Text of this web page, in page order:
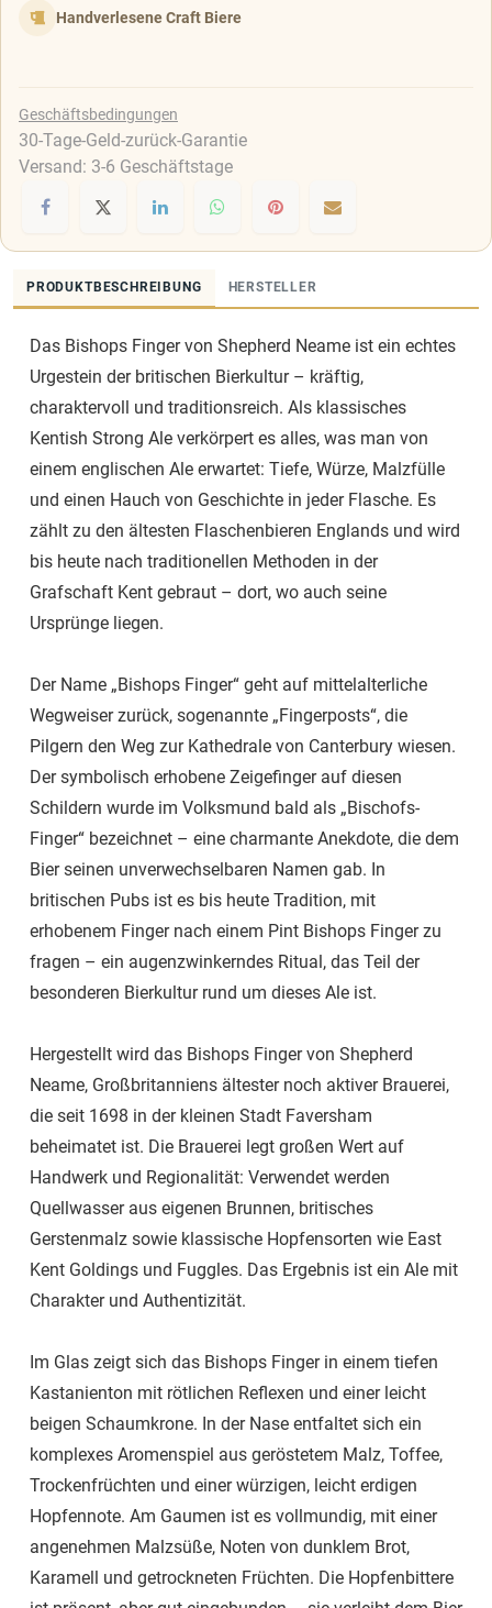
Handverlesene Craft Biere
Geschäftsbedingungen
30-Tage-Geld-zurück-Garantie
Versand: 3-6 Geschäftstage
PRODUKTBESCHREIBUNG HERSTELLER
Das Bishops Finger von Shepherd Neame ist ein echtes
Urgestein der britischen Bierkultur – kräftig,
charaktervoll und traditionsreich. Als klassisches
Kentish Strong Ale verkörpert es alles, was man von
einem englischen Ale erwartet: Tiefe, Würze, Malzfülle
und einen Hauch von Geschichte in jeder Flasche. Es
zählt zu den ältesten Flaschenbieren Englands und wird
bis heute nach traditionellen Methoden in der
Grafschaft Kent gebraut – dort, wo auch seine
Ursprünge liegen.
Der Name „Bishops Finger“ geht auf mittelalterliche
Wegweiser zurück, sogenannte „Fingerposts“, die
Pilgern den Weg zur Kathedrale von Canterbury wiesen.
Der symbolisch erhobene Zeigefinger auf diesen
Schildern wurde im Volksmund bald als „Bischofs-
Finger“ bezeichnet – eine charmante Anekdote, die dem
Bier seinen unverwechselbaren Namen gab. In
britischen Pubs ist es bis heute Tradition, mit
erhobenem Finger nach einem Pint Bishops Finger zu
fragen – ein augenzwinkerndes Ritual, das Teil der
besonderen Bierkultur rund um dieses Ale ist.
Hergestellt wird das Bishops Finger von Shepherd
Neame, Großbritanniens ältester noch aktiver Brauerei,
die seit 1698 in der kleinen Stadt Faversham
beheimatet ist. Die Brauerei legt großen Wert auf
Handwerk und Regionalität: Verwendet werden
Quellwasser aus eigenen Brunnen, britisches
Gerstenmalz sowie klassische Hopfensorten wie East
Kent Goldings und Fuggles. Das Ergebnis ist ein Ale mit
Charakter und Authentizität.
Im Glas zeigt sich das Bishops Finger in einem tiefen
Kastanienton mit rötlichen Reflexen und einer leicht
beigen Schaumkrone. In der Nase entfaltet sich ein
komplexes Aromenspiel aus geröstetem Malz, Toffee,
Trockenfrüchten und einer würzigen, leicht erdigen
Hopfennote. Am Gaumen ist es vollmundig, mit einer
angenehmen Malzsüße, Noten von dunklem Brot,
Karamell und getrockneten Früchten. Die Hopfenbittere